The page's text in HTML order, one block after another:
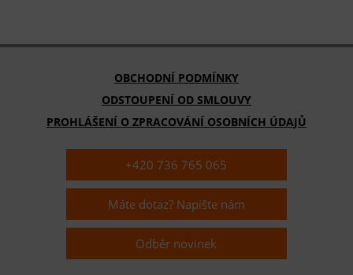
OBCHODNÍ PODMÍNKY
ODSTOUPENÍ OD SMLOUVY
PROHLÁŠENÍ O ZPRACOVÁNÍ OSOBNÍCH ÚDAJŮ
+420 736 765 065
Máte dotaz? Napište nám
Odběr novinek